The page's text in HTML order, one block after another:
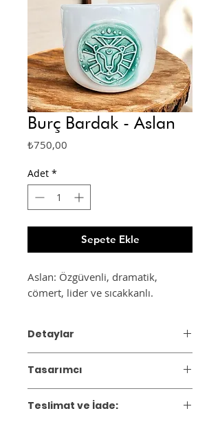
Burç Bardak - Aslan
₺750,00
Adet *
Sepete Ekle
Aslan: Özgüvenli, dramatik,
cömert, lider ve sıcakkanlı.
Detaylar
Ebat: Çap 8 cm, yükseklik 7 cm
Tasarımcı
tarafından kurulan Asia Ceramics, zarif
Teslimat ve İade: